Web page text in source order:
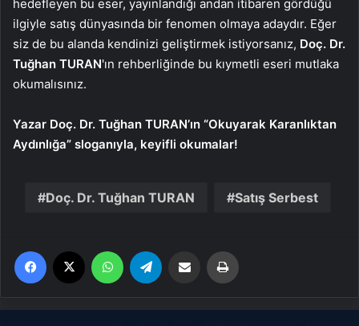
hedefleyen bu eser, yayınlandığı andan itibaren gördüğü
ilgiyle satış dünyasında bir fenomen olmaya adaydır. Eğer
siz de bu alanda kendinizi geliştirmek istiyorsanız, Doç. Dr.
Tuğhan TURAN'ın rehberliğinde bu kıymetli eseri mutlaka
okumalısınız.
Yazar Doç. Dr. Tuğhan TURAN’ın “Okuyarak Karanlıktan
Aydınlığa” sloganıyla, keyifli okumalar!
Doç. Dr. Tuğhan TURAN Satış Serbest
Facebook WhatsApp Email'den paylaş